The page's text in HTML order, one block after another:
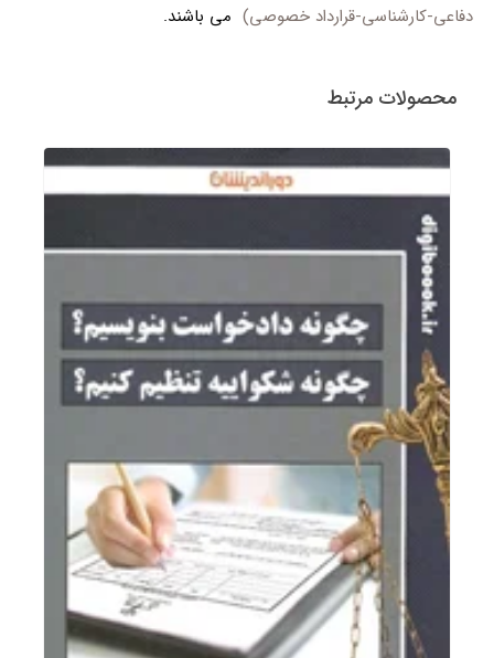
دفاعی-کارشناسی-قرارداد خصوصی) می باشند.
محصولات مرتبط